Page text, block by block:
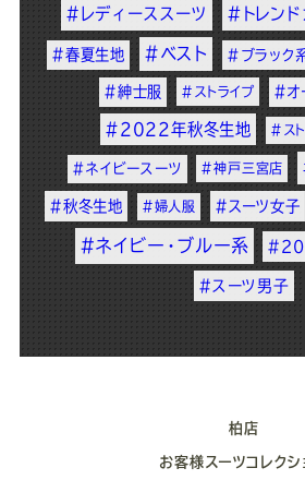
#レディーススーツ #トレンド
#春夏生地 #ベスト #ブラック
#紳士服 #ストライプ #オ
#2022年秋冬生地 #ス
#ネイビースーツ #神戸三宮店
#秋冬生地 #婦人服 #スーツ女子
#ネイビー・ブルー系
#スーツ男子
柏店
お客様スーツコレクシ